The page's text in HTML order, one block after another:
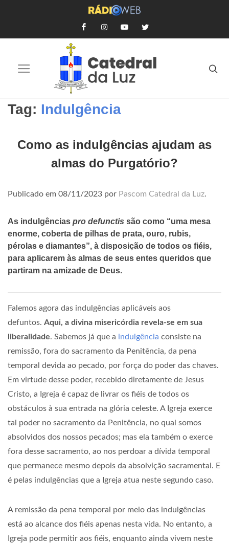
Tag: Indulgência
Como as indulgências ajudam as
almas do Purgatório?
Publicado em 08/11/2023 por Pascom Catedral da Luz.
As indulgências pro defunctis são como “uma mesa
enorme, coberta de pilhas de prata, ouro, rubis,
pérolas e diamantes”, à disposição de todos os fiéis,
para aplicarem às almas de seus entes queridos que
partiram na amizade de Deus.
Falemos agora das indulgências aplicáveis aos
defuntos. Aqui, a divina misericórdia revela-se em sua
liberalidade. Sabemos já que a indulgência consiste na
remissão, fora do sacramento da Penitência, da pena
temporal devida ao pecado, por força do poder das chaves.
Em virtude desse poder, recebido diretamente de Jesus
Cristo, a Igreja é capaz de livrar os fiéis de todos os
obstáculos à sua entrada na glória celeste. A Igreja exerce
tal poder no sacramento da Penitência, no qual somos
absolvidos dos nossos pecados; mas ela também o exerce
fora desse sacramento, ao nos perdoar a dívida temporal
que permanece mesmo depois da absolvição sacramental. E
é pelas indulgências que a Igreja atua neste segundo caso.
A remissão da pena temporal por meio das indulgências
está ao alcance dos fiéis apenas nesta vida. No entanto, a
Igreja pode permitir aos fiéis, enquanto ainda vivem neste